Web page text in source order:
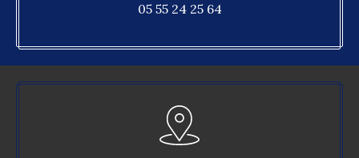
05 55 24 25 64